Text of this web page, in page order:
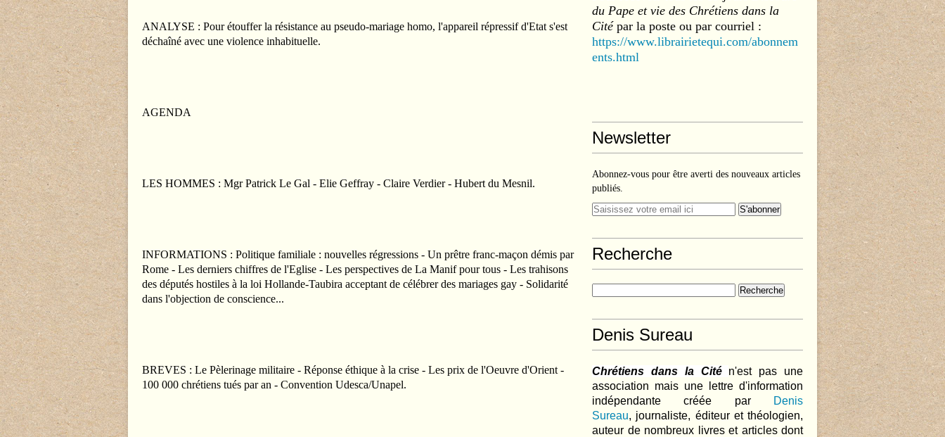
ANALYSE : Pour étouffer la résistance au pseudo-mariage homo, l'appareil répressif d'Etat s'est
déchaîné avec une violence inhabituelle.
AGENDA
LES HOMMES : Mgr Patrick Le Gal - Elie Geffray - Claire Verdier - Hubert du Mesnil.
INFORMATIONS : Politique familiale : nouvelles régressions - Un prêtre franc-maçon démis par
Rome - Les derniers chiffres de l'Eglise - Les perspectives de La Manif pour tous - Les trahisons
des députés hostiles à la loi Hollande-Taubira acceptant de célébrer des mariages gay - Solidarité
dans l'objection de conscience...
BREVES : Le Pèlerinage militaire - Réponse éthique à la crise - Les prix de l'Oeuvre d'Orient -
100 000 chrétiens tués par an - Convention Udesca/Unapel.
du Pape et vie des Chrétiens dans la
Citépar la poste ou par courriel :
https://www.librairietequi.com/abonnem
ents.html
Newsletter
Abonnez-vous pour être averti des nouveaux articles
publiés.
Recherche
Denis Sureau
Chrétiens dans la Cité
n'est pas une
association mais une lettre d'information
indépendante créée par
Denis
Sureau, journaliste, éditeur et théologien,
auteur de nombreux livres et articles dont